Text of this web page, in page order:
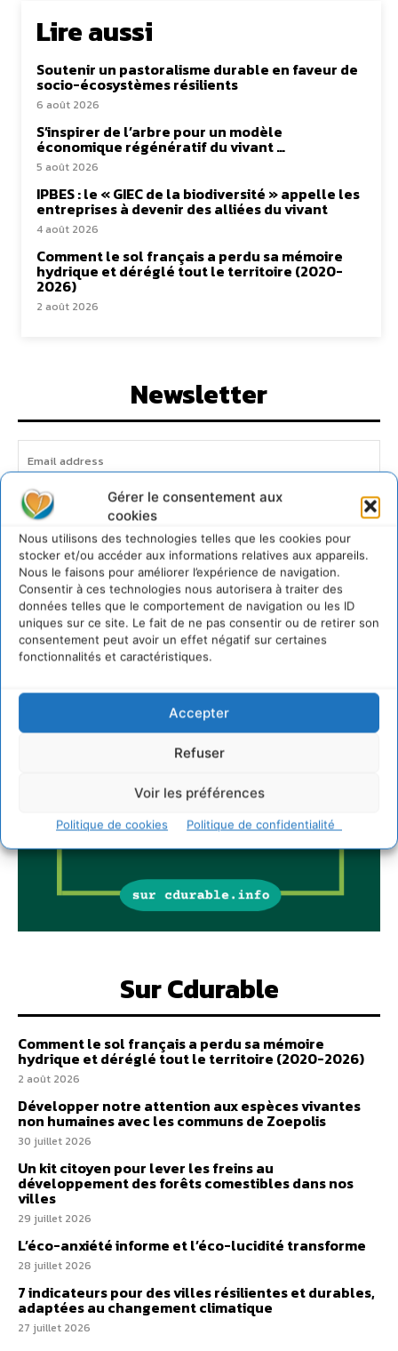
Gérer le consentement aux
cookies
Nous utilisons des technologies telles que les cookies pour
stocker et/ou accéder aux informations relatives aux appareils.
Nous le faisons pour améliorer l’expérience de navigation.
Consentir à ces technologies nous autorisera à traiter des
données telles que le comportement de navigation ou les ID
uniques sur ce site. Le fait de ne pas consentir ou de retirer son
consentement peut avoir un effet négatif sur certaines
fonctionnalités et caractéristiques.
Accepter
Refuser
Voir les préférences
Politique de cookies Politique de confidentialité
Lire aussi
Soutenir un pastoralisme durable en faveur de
socio-écosystèmes résilients
6 août 2026
S’inspirer de l’arbre pour un modèle
économique régénératif du vivant …
5 août 2026
IPBES : le « GIEC de la biodiversité » appelle les
entreprises à devenir des alliées du vivant
4 août 2026
Comment le sol français a perdu sa mémoire
hydrique et déréglé tout le territoire (2020-
2026)
2 août 2026
Newsletter
Sur Cdurable
Comment le sol français a perdu sa mémoire
hydrique et déréglé tout le territoire (2020-2026)
2 août 2026
Développer notre attention aux espèces vivantes
non humaines avec les communs de Zoepolis
30 juillet 2026
Un kit citoyen pour lever les freins au
développement des forêts comestibles dans nos
villes
29 juillet 2026
L’éco-anxiété informe et l’éco-lucidité transforme
28 juillet 2026
7 indicateurs pour des villes résilientes et durables,
adaptées au changement climatique
27 juillet 2026